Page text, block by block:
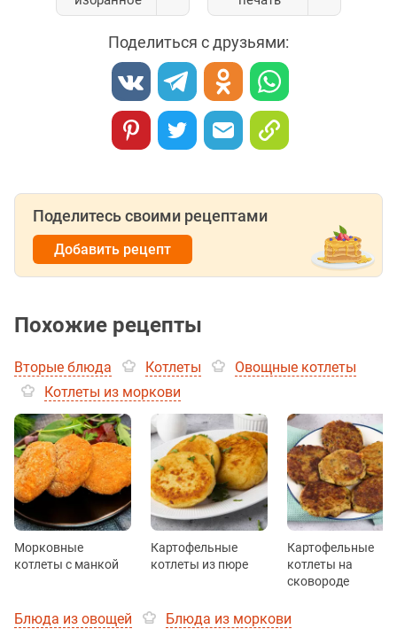
Поделиться с друзьями:
Поделитесь своими рецептами
Добавить рецепт
Похожие рецепты
Вторые блюда Котлеты
Овощные котлеты
Котлеты из моркови
Морковные
котлеты с манкой
Картофельные
котлеты из пюре
Картофельные
котлеты на
сковороде
Блюда из овощей Блюда из моркови